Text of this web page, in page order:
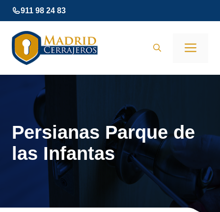
Saltar
al
contenido
911 98 24 83
Persianas Parque de
las Infantas